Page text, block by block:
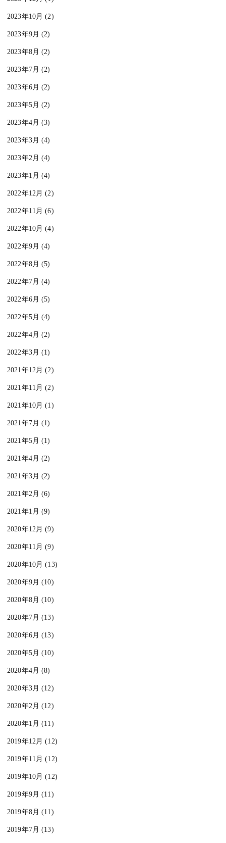
2023年10月 (2)
2023年9月 (2)
2023年8月 (2)
2023年7月 (2)
2023年6月 (2)
2023年5月 (2)
2023年4月 (3)
2023年3月 (4)
2023年2月 (4)
2023年1月 (4)
2022年12月 (2)
2022年11月 (6)
2022年10月 (4)
2022年9月 (4)
2022年8月 (5)
2022年7月 (4)
2022年6月 (5)
2022年5月 (4)
2022年4月 (2)
2022年3月 (1)
2021年12月 (2)
2021年11月 (2)
2021年10月 (1)
2021年7月 (1)
2021年5月 (1)
2021年4月 (2)
2021年3月 (2)
2021年2月 (6)
2021年1月 (9)
2020年12月 (9)
2020年11月 (9)
2020年10月 (13)
2020年9月 (10)
2020年8月 (10)
2020年7月 (13)
2020年6月 (13)
2020年5月 (10)
2020年4月 (8)
2020年3月 (12)
2020年2月 (12)
2020年1月 (11)
2019年12月 (12)
2019年11月 (12)
2019年10月 (12)
2019年9月 (11)
2019年8月 (11)
2019年7月 (13)